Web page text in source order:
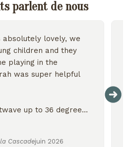
parlent de nous
absolutely lovely, we
children and they
playing in the
was super helpful
up to 36 degrees
nice and cool and we
Cascadejuin 2026